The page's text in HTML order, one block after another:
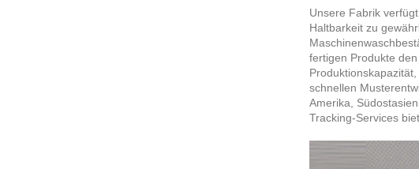
Unsere Fabrik
Haltbarkeit zu
fertigen Produkte
schnellen
Amerika,
Tracking-Services